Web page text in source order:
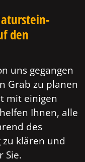
den
uns gegangen
Grab zu planen
mit einigen
Ihnen, alle
des
zu klären und
Sie.